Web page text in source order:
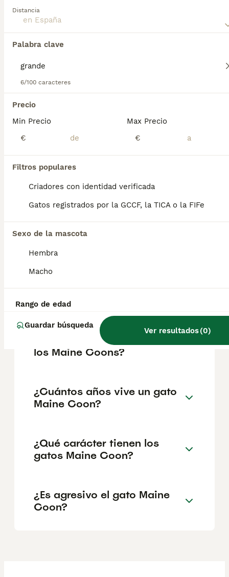
Distancia
Palabra clave
6/100 caracteres
Precio
Min Precio
€
Max Precio
€
Filtros populares
Criadores con identidad verificada
Gatos registrados por la GCCF, la TICA o la FIFe
Sexo de la mascota
Hembra
Macho
Rango de edad
Guardar búsqueda
Ver resultados(0)
Lee nuestra
para obtener información sobre esta raza de gato.
Si deseas exactamente esta búsqueda guarda tu
¿Cuánto vale un gatito
Maine Coon?
variar según factores como el pedigrí, la
geográfica. Es fundamental acudir a
salud y el bienestar de los animales.
decisión.
¿Qué problemas suelen tener
los Maine Coons?
¿Cuántos años vive un gato
Maine Coon?
¿Qué carácter tienen los
gatos Maine Coon?
¿Es agresivo el gato Maine
Coon?